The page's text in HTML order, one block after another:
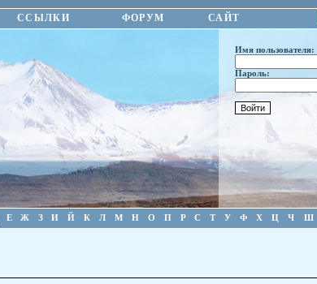
ССЫЛКИ ФОРУМ САЙТ
Имя пользователя:
Пароль:
Е Ж З И Й К Л М Н О П Р С Т У Ф Х Ц Ч Ш